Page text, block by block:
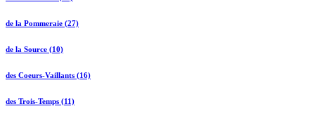
de la Pommeraie (27)
de la Source (10)
des Coeurs-Vaillants (16)
des Trois-Temps (11)